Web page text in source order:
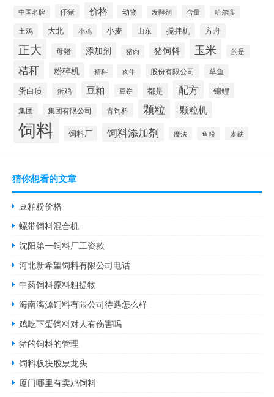
中国名牌 仔猪 价格 动物 发酵剂 含量 哈尔滨
土鸡 大北 小鸡 小麦 山东 搅拌机 方舟
正大 母猪 添加剂 猪肉 猪饲料 玉米 的是
秸秆 粉碎机 精料 肉牛 股份有限公司 草鱼
蛋白质 蛋鸡 豆粕 豆饼 都是 配方 锦鲤
集团 集团有限公司 青饲料 颗粒 颗粒机
饲料 饲料厂 饲料添加剂 魔法 鱼粉 麦麸
猜你想看的文章
豆粕粉价格
螺带饲料混合机
沈阳第一饲料厂工资款
河北新希望饲料有限公司电话
中药饲料原料粗提物
海南漓源饲料有限公司待遇怎么样
鸡吃下蛋饲料对人有伤害吗
猪的饲料的管理
饲料板块股票龙头
厦门哪里有卖鸡饲料